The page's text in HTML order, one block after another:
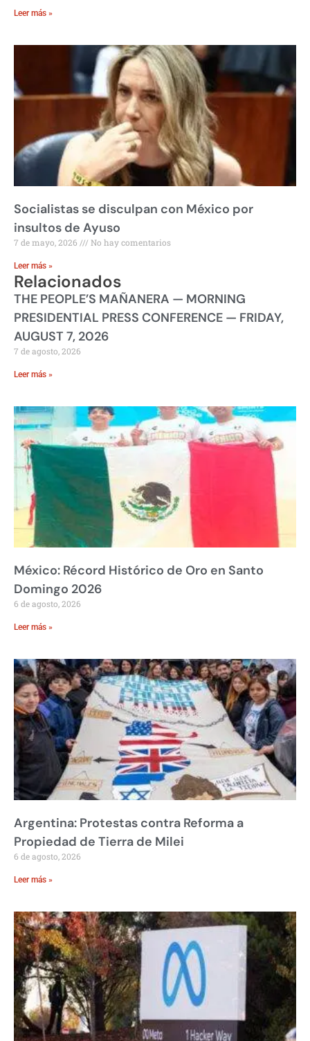
Leer más »
Socialistas se disculpan con México por
insultos de Ayuso
7 de mayo, 2026 No hay comentarios
Leer más »
Relacionados
THE PEOPLE’S MAÑANERA — MORNING
PRESIDENTIAL PRESS CONFERENCE — FRIDAY,
AUGUST 7, 2026
7 de agosto, 2026
Leer más »
México: Récord Histórico de Oro en Santo
Domingo 2026
6 de agosto, 2026
Leer más »
Argentina: Protestas contra Reforma a
Propiedad de Tierra de Milei
6 de agosto, 2026
Leer más »